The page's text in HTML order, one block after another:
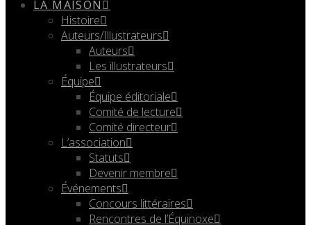
LA MAISON
Histoire
Auteurs/Illustrateurs
Auteurs
Les illustrateurs
Équipe
Équipe éditoriale
Comité de lecture
Comité directeur
L’association
Statuts
Devenir membre
Événements
Concours littéraires
Rencontres de l’Équinoxe